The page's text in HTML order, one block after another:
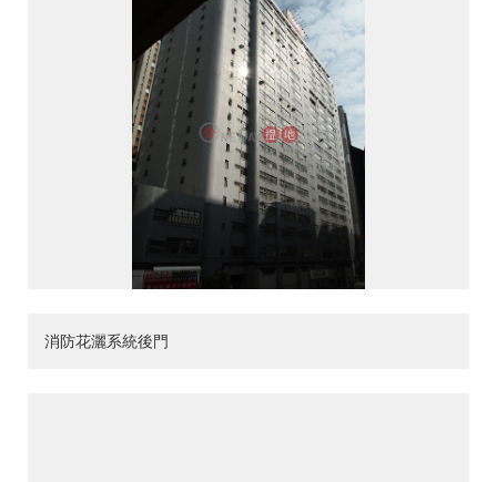
消防花灑系統後門